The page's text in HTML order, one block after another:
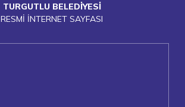
TURGUTLU BELEDİYESİ
RESMİ İNTERNET SAYFASI